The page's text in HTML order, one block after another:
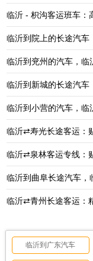
临沂 - 枳沟客运班车：
临沂到院上的长途汽车
临沂到兖州的汽车，临
临沂到新城的长途汽车
临沂到小营的汽车，临
临沂⇄寿光长途客运：
临沂⇄泉林客运专线：
临沂到曲阜长途汽车，
临沂⇄青州长途客运：
临沂到广东汽车